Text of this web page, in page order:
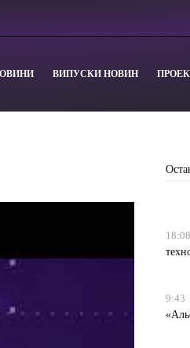
ВИПУСКИ НОВИН
18:08
9:43